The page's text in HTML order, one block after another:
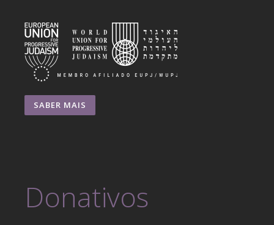
SABER MAIS
Donativos